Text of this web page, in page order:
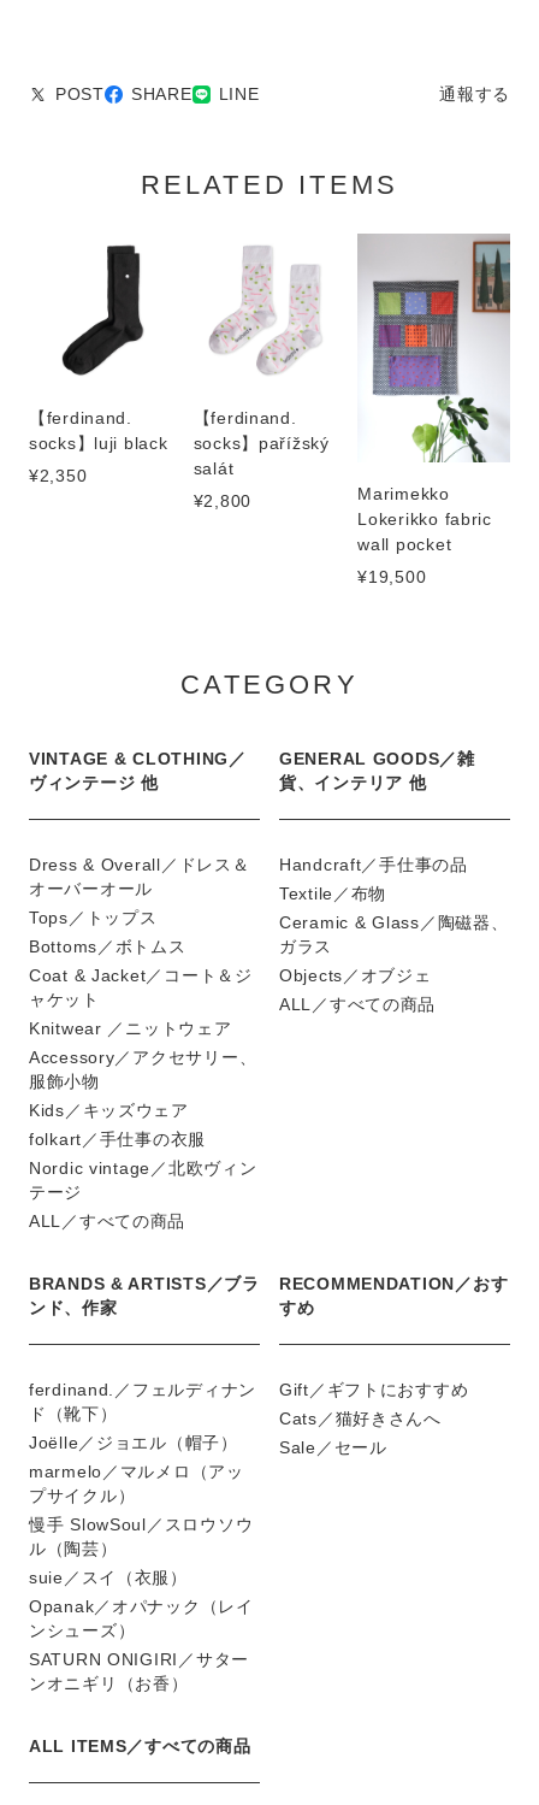
POST SHARE LINE 通報する
RELATED ITEMS
【ferdinand.
socks】luji black
¥2,350
【ferdinand.
socks】pařížský
salát
¥2,800
Marimekko
Lokerikko fabric
wall pocket
¥19,500
CATEGORY
VINTAGE & CLOTHING／
ヴィンテージ 他
Dress & Overall／ドレス＆
オーバーオール
Tops／トップス
Bottoms／ボトムス
Coat & Jacket／コート＆ジ
ャケット
Knitwear ／ニットウェア
Accessory／アクセサリー、
服飾小物
Kids／キッズウェア
folkart／手仕事の衣服
Nordic vintage／北欧ヴィン
テージ
ALL／すべての商品
GENERAL GOODS／雑
貨、インテリア 他
Handcraft／手仕事の品
Textile／布物
Ceramic & Glass／陶磁器、
ガラス
Objects／オブジェ
ALL／すべての商品
BRANDS & ARTISTS／ブラ
ンド、作家
ferdinand.／フェルディナン
ド（靴下）
Joëlle／ジョエル（帽子）
marmelo／マルメロ（アッ
プサイクル）
慢手 SlowSoul／スロウソウ
ル（陶芸）
suie／スイ（衣服）
Opanak／オパナック（レイ
ンシューズ）
SATURN ONIGIRI／サター
ンオニギリ（お香）
RECOMMENDATION／おす
すめ
Gift／ギフトにおすすめ
Cats／猫好きさんへ
Sale／セール
ALL ITEMS／すべての商品